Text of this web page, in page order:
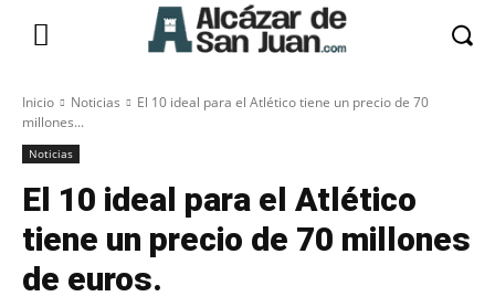
Inicio Noticias
El 10 ideal para el Atlético tiene un precio de 70
millones...
Noticias
El 10 ideal para el Atlético
tiene un precio de 70 millones
de euros.